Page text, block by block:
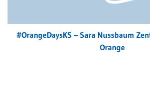
#OrangeDaysKS – Sara Nussbaum
Orange